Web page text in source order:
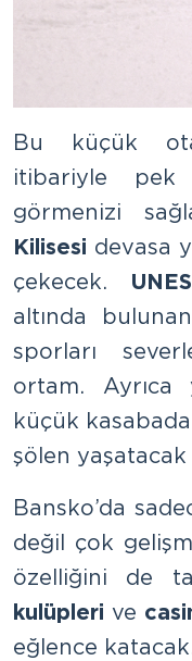
Bu küçük
itibariyle
görmenizi
Kilisesi devasa
çekecek.
altında
sporları
ortam.
küçük
şölen yaşatacak
Bansko’da
değil çok
özelliğini de
kulüpleri ve
eğlence